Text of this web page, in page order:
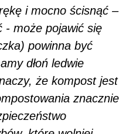
i mocno ścisnąć –
- może pojawić się
powinna być
dłoń ledwie
że kompost jest
znacznie